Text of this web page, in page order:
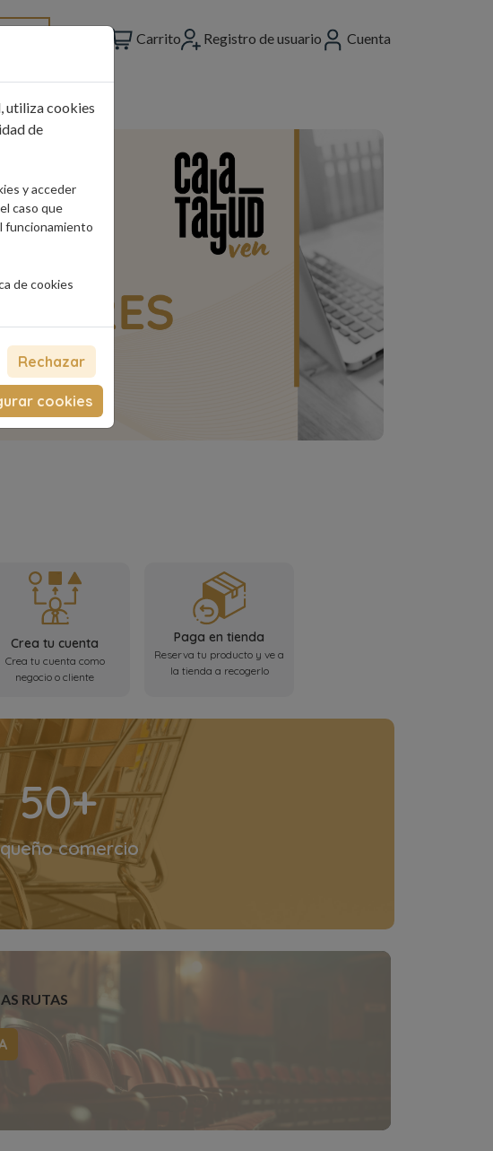
Carrito
Registro de usuario Cuenta
Crea tu cuenta
Crea tu cuenta como
negocio o cliente
Paga en tienda
Reserva tu producto y ve a
la tienda a recogerlo
50+
comercio
RUTAS
utiliza cookies
de
y acceder
caso que
funcionamiento
de cookies
Rechazar
cookies